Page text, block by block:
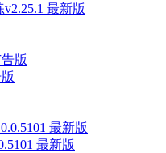
最新版
最新版